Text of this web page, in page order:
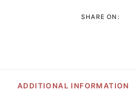
SHARE ON:
ADDITIONAL INFORMATION